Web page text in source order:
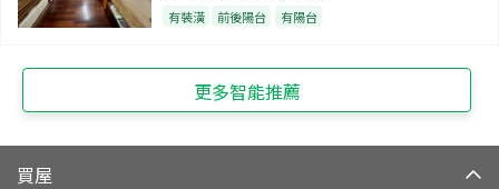
有裝潢 前後陽台 有陽台
更多智能推薦
買屋